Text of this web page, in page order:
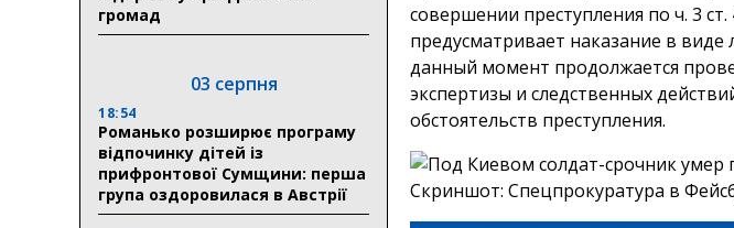
громад
03 серпня
18:54
Романько розширює програму
відпочинку дітей із
прифронтової Сумщини: перша
група оздоровилася в Австрії
совершении преступления по ч. 3
предусматривает наказание в
данный момент продолжается
экспертизы и следственных
обстоятельств преступления.